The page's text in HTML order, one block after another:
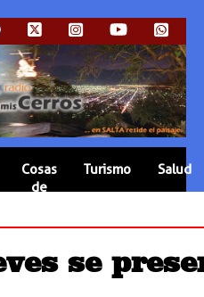
Cosas
de
Turismo Salud
se